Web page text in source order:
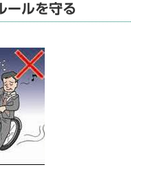
ルを守る